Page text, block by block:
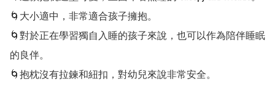
🌀大小適中，非常適合孩子擁抱。
🌀對於正在學習獨自入睡的孩子來說，也可以作為陪伴睡眠
的良伴。
🌀抱枕沒有拉鍊和紐扣，對幼兒來說非常安全。